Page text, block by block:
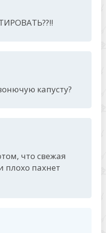
капусту?
что свежая
плохо пахнет